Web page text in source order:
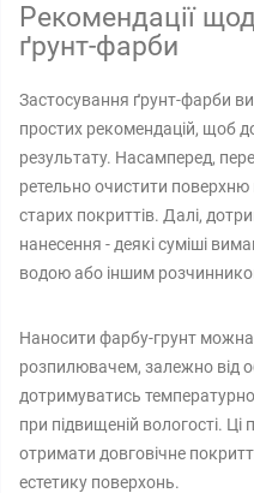
Рекомендації
ґрунт-фарби
Застосування ґрунт-фарби
простих рекомендацій, щоб
результату. Насамперед,
ретельно очистити поверхню
старих покриттів. Далі,
нанесення - деякі суміші
водою або іншим
Наносити фарбу-грунт
розпилювачем, залежно від
дотримуватись
при підвищеній вологості. Ці
отримати довговічне
естетику поверхонь.